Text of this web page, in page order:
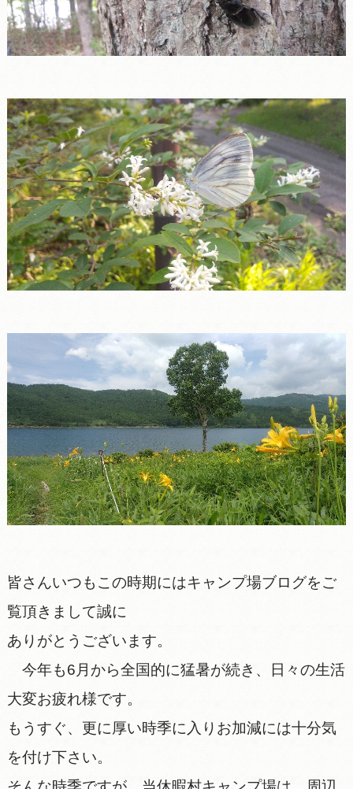
皆さんいつもこの時期にはキャンプ場ブログをご
覧頂きまして誠に
ありがとうございます。
今年も6月から全国的に猛暑が続き、日々の生活
大変お疲れ様です。
もうすぐ、更に厚い時季に入りお加減には十分気
を付け下さい。